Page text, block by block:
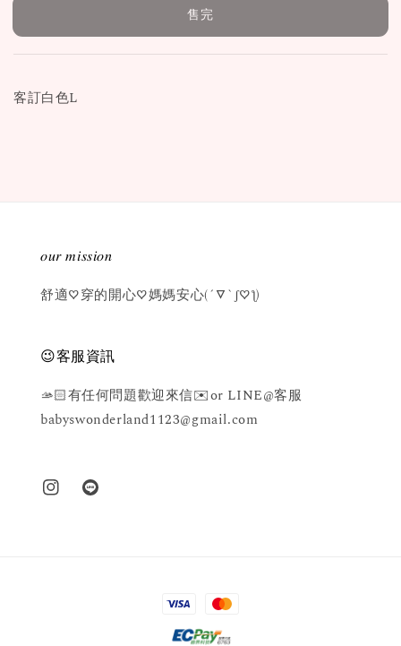
售完
客訂白色L
𝑜𝑢𝑟 𝑚𝑖𝑠𝑠𝑖𝑜𝑛
舒適♡穿的開心♡媽媽安心(´▽`ʃ♡ƪ)
😉客服資訊
🫴🏻有任何問題歡迎來信✉️or LINE@客服
babyswonderland1123@gmail.com